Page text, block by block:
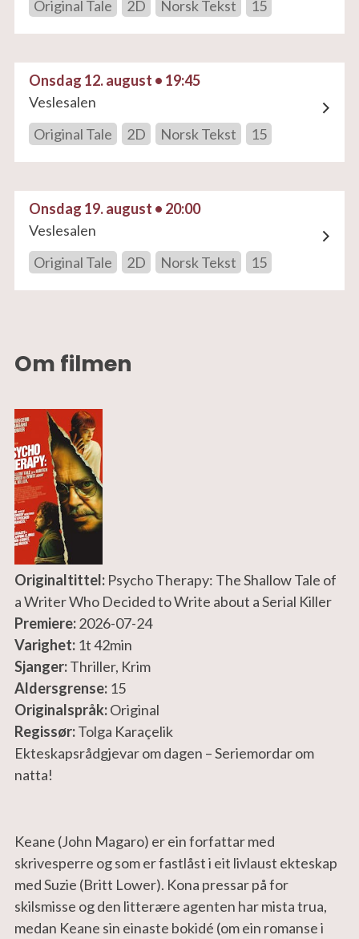
Original Tale
2D Norsk Tekst 15
Onsdag 12. august • 19:45
Veslesalen
Original Tale
2D Norsk Tekst 15
Onsdag 19. august • 20:00
Veslesalen
Original Tale
2D Norsk Tekst 15
Om filmen
Originaltittel: Psycho Therapy: The Shallow Tale of
a Writer Who Decided to Write about a Serial Killer
Premiere:2026-07-24
Varighet: 1t 42min
Sjanger:Thriller, Krim
Aldersgrense: 15
Originalspråk:Original
Regissør:Tolga Karaçelik
Ekteskapsrådgjevar om dagen – Seriemordar om
natta!
Keane (John Magaro) er ein forfattar med
skrivesperre og som er fastlåst i eit livlaust ekteskap
med Suzie (Britt Lower). Kona pressar på for
skilsmisse og den litterære agenten har mista trua,
medan Keane sin einaste bokidé (om ein romanse i